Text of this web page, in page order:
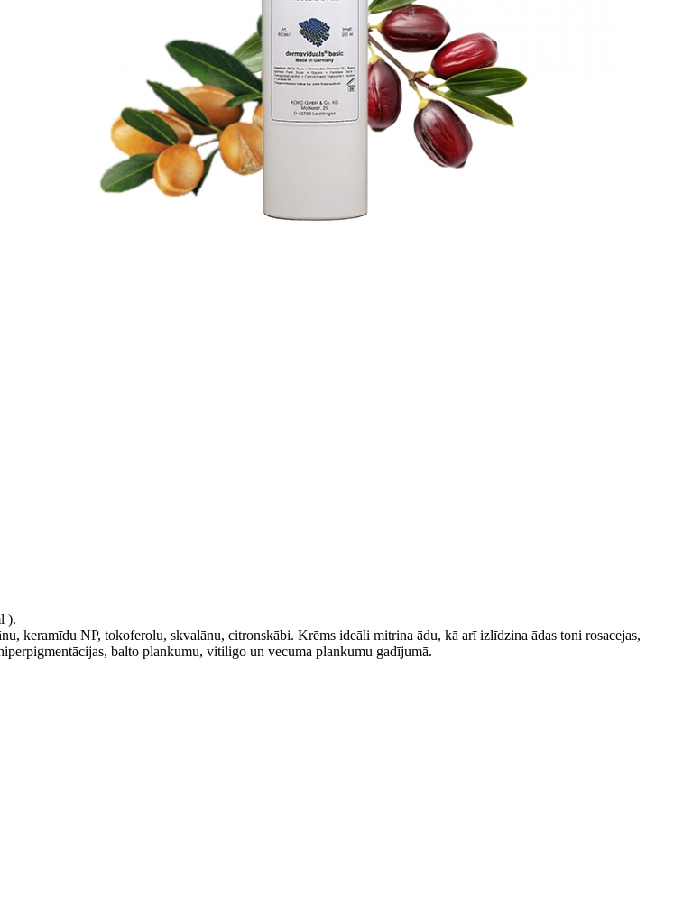
).
keramīdu NP, tokoferolu, skvalānu, citronskābi. Krēms ideāli mitrina ādu, kā arī izlīdzina ādas toni rosacejas,
balto plankumu, vitiligo un vecuma plankumu gadījumā.